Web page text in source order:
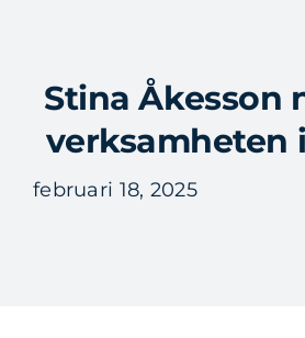
innehålletStina Åkesson
verksamheten
februari 18, 2025